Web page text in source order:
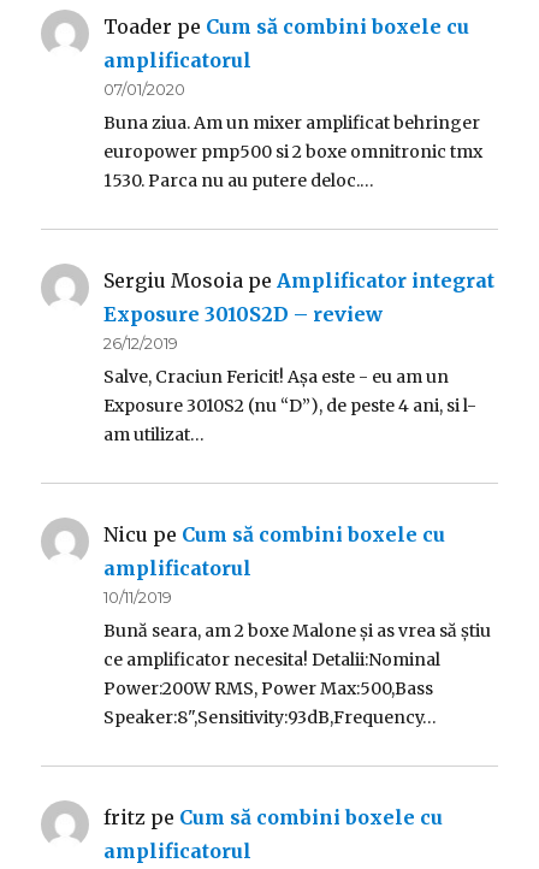
Toader pe Cum să combini boxele cu
amplificatorul
07/01/2020
Buna ziua. Am un mixer amplificat behringer
europower pmp500 si 2 boxe omnitronic tmx
1530. Parca nu au putere deloc.…
Sergiu Mosoia peAmplificator integrat
Exposure 3010S2D – review
26/12/2019
Salve, Craciun Fericit! Așa este - eu am un
Exposure 3010S2 (nu “D”), de peste 4 ani, si l-
am utilizat…
Nicu pe Cum să combini boxele cu
amplificatorul
10/11/2019
Bună seara, am 2 boxe Malone și as vrea să știu
ce amplificator necesita! Detalii:Nominal
Power:200W RMS, Power Max:500,Bass
Speaker:8",Sensitivity:93dB,Frequency…
fritz pe Cum să combini boxele cu
amplificatorul